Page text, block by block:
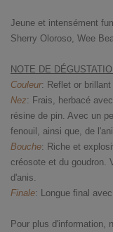
Jeune et intensément
Sherry Oloroso, Wee
NOTE DE
Couleur: Reflet or brillant
Nez: Frais, herbacé
résine de pin. Avec un
fenouil, ainsi que, de
Bouche: Riche et
créosote et du goudron.
d'anis.
Finale: Longue final
Pour plus d'information,